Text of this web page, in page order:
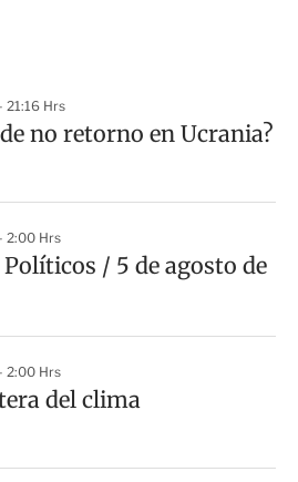
21:16 Hrs
no retorno en Ucrania?
2:00 Hrs
/ 5 de agosto de
2:00 Hrs
del clima